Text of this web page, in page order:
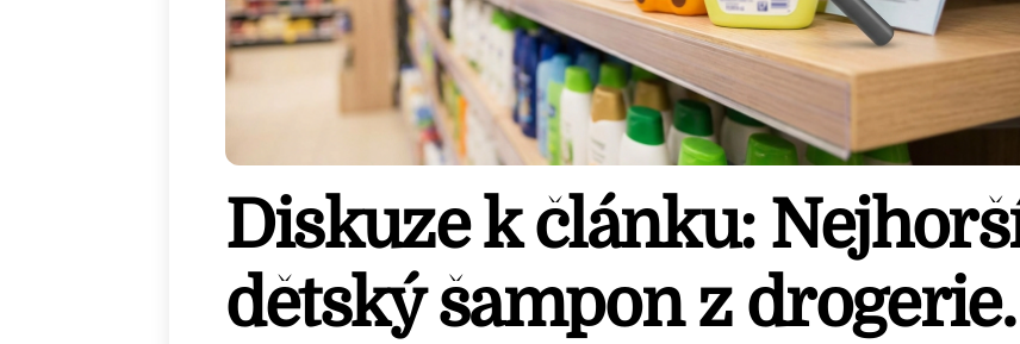
Diskuze k článku:
dětský šampon z drogerie.